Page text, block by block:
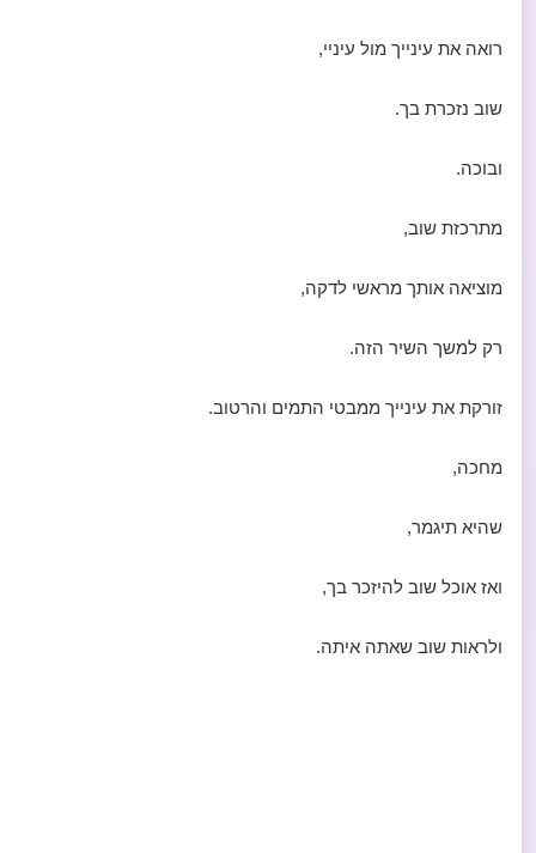
רואה את עינייך מול עיניי,
שוב נזכרת בך.
ובוכה.
מתרכזת שוב,
מוציאה אותך מראשי לדקה,
רק למשך השיר הזה.
זורקת את עינייך ממבטי התמים והרטוב.
מחכה,
שהיא תיגמר,
ואז אוכל שוב להיזכר בך,
ולראות שוב שאתה איתה.